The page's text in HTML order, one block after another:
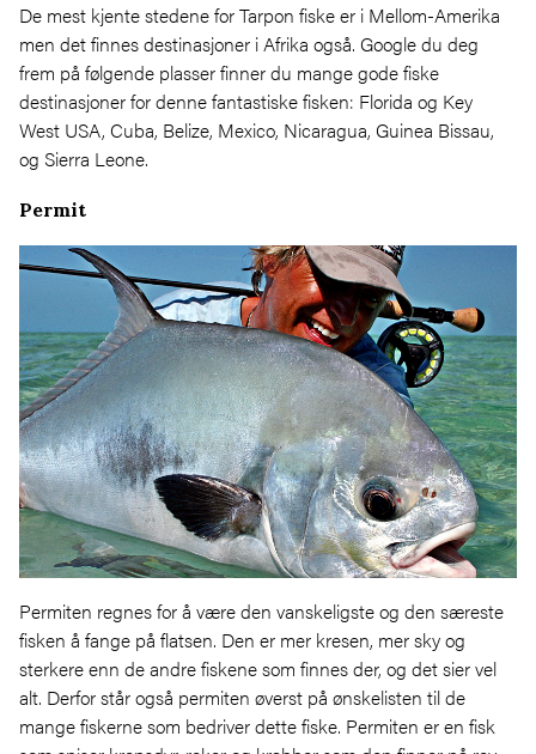
De mest kjente stedene for Tarpon fiske er i Mellom-Amerika
men det finnes destinasjoner i Afrika også. Google du deg
frem på følgende plasser finner du mange gode fiske
destinasjoner for denne fantastiske fisken: Florida og Key
West USA, Cuba, Belize, Mexico, Nicaragua, Guinea Bissau,
og Sierra Leone.
Permit
Permiten regnes for å være den vanskeligste og den særeste
fisken å fange på flatsen. Den er mer kresen, mer sky og
sterkere enn de andre fiskene som finnes der, og det sier vel
alt. Derfor står også permiten øverst på ønskelisten til de
mange fiskerne som bedriver dette fiske. Permiten er en fisk